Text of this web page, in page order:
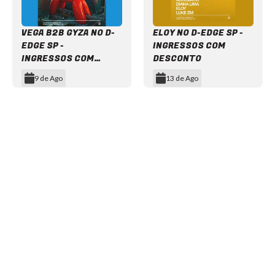
VEGA B2B GYZA NO D-
EDGE SP -
INGRESSOS COM
DESCONTO
9 de Ago
ELOY NO D-EDGE SP -
INGRESSOS COM
DESCONTO
13 de Ago